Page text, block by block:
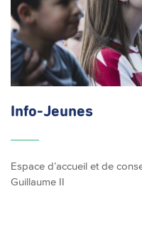
Info-Jeunes
Espace d’accueil et de
Guillaume II